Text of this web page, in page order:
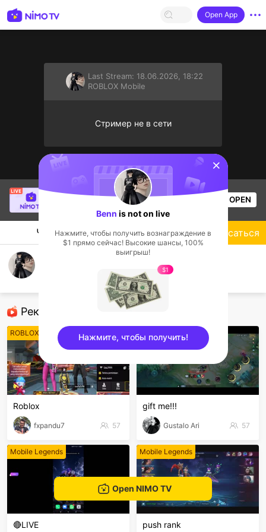
Open App
Last Stream: 18.06.2026, 18:22
ROBLOX Mobile
Стример не в сети
SBTC Clear
is live!
League of Legends
7.4k OPEN
Чат Стример
Рекомендованные стримеры
ROBLOX Mobile
Roblox
fxpandu7 57
Mobile Legends
gift me!!!
Gustalo Ari 57
Mobile Legends
🔴LIVE
Mobile Legends
push rank
Подписаться
Open NIMO TV
sentinelStart
Benn is not on live
Нажмите, чтобы получить вознаграждение в
$1 прямо сейчас! Высокие шансы, 100%
выигрыш!
$1
Нажмите, чтобы получить!
sentinelEnd